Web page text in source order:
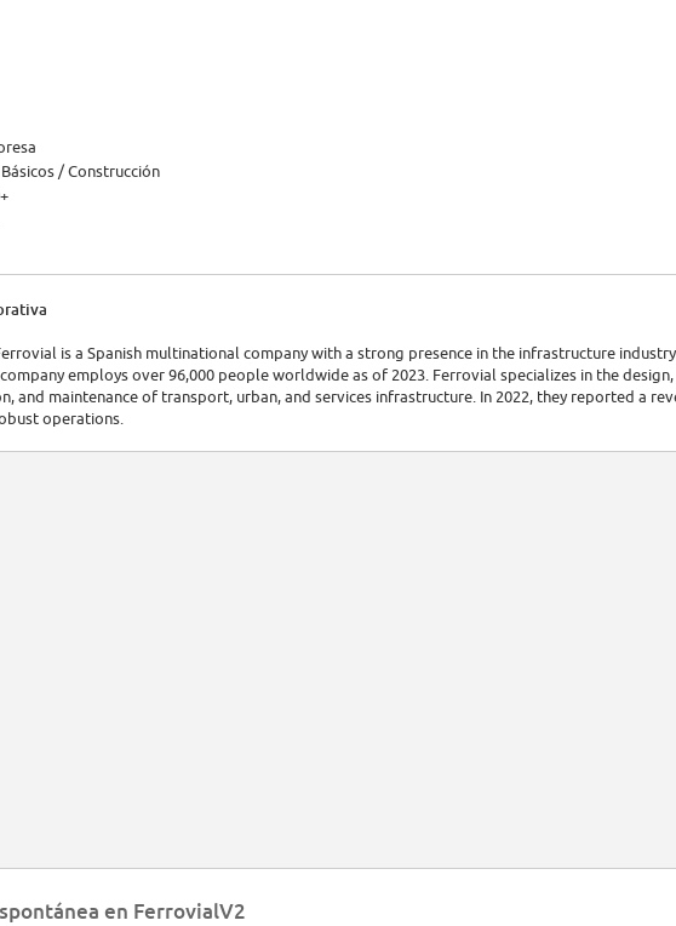
/ Construcción
is a Spanish multinational company with a strong presence in the infrastructure
employs over 96,000 people worldwide as of 2023. Ferrovial specializes in the
and maintenance of transport, urban, and services infrastructure. In 2022, they reported a
operations.
en FerrovialV2